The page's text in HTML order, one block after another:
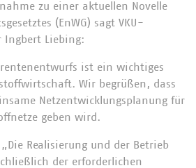
zu einer aktuellen Novelle
(EnWG) sagt VKU-
Ingbert Liebing:
ist ein wichtiges
Wir begrüßen, dass
Netzentwicklungsplanung für
geben wird.
Realisierung und der Betrieb
der erforderlichen